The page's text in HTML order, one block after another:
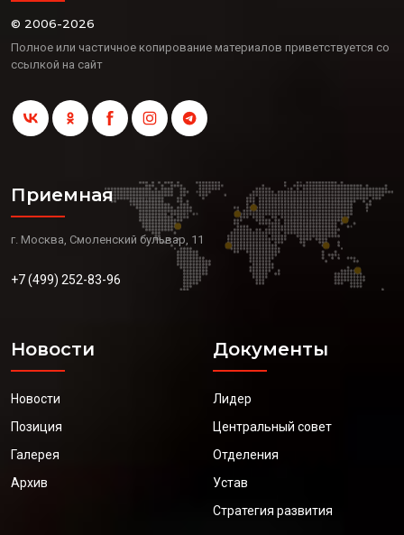
© 2006-2026
Полное или частичное копирование материалов приветствуется со
ссылкой на сайт
Приемная
г. Москва, Смоленский бульвар, 11
+7 (499) 252-83-96
Новости
Новости
Позиция
Галерея
Архив
Документы
Лидер
Центральный совет
Отделения
Устав
Стратегия развития